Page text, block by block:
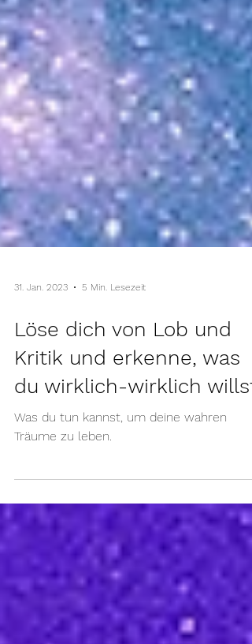
31. Jan. 2023 5 Min. Lesezeit
Löse dich von Lob und
Kritik und erkenne, was
du wirklich-wirklich willst